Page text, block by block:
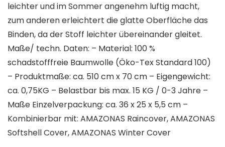
leichter und im Sommer angenehm luftig macht,
zum anderen erleichtert die glatte Oberfläche das
Binden, da der Stoff leichter übereinander gleitet.
Maße/ techn. Daten: – Material: 100 %
schadstofffreie Baumwolle (Öko-Tex Standard 100)
– Produktmaße: ca. 510 cm x 70 cm – Eigengewicht:
ca. 0,75KG – Belastbar bis max. 15 KG / 0-3 Jahre –
Maße Einzelverpackung: ca. 36 x 25 x 5,5 cm –
Kombinierbar mit: AMAZONAS Raincover, AMAZONAS
Softshell Cover, AMAZONAS Winter Cover